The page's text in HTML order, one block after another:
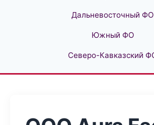
Дальневосточный ФО
Южный ФО
Северо-Кавказский